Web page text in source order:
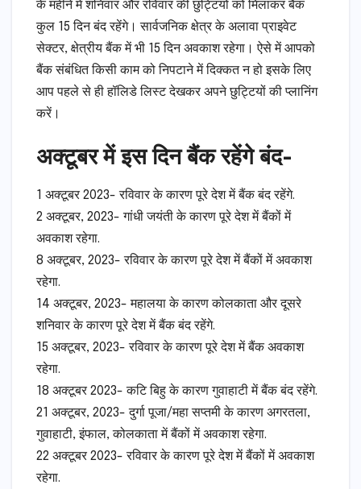
के महीने में शनिवार और रविवार की छुट्टियों को मिलाकर बैंक
कुल 15 दिन बंद रहेंगे। सार्वजनिक क्षेत्र के अलावा प्राइवेट
सेक्टर, क्षेत्रीय बैंक में भी 15 दिन अवकाश रहेगा। ऐसे में आपको
बैंक संबंधित किसी काम को निपटाने में दिक्कत न हो इसके लिए
आप पहले से ही हॉलिडे लिस्ट देखकर अपने छुट्टियों की प्लानिंग
करें।
अक्टूबर में इस दिन बैंक रहेंगे बंद-
1 अक्टूबर 2023- रविवार के कारण पूरे देश में बैंक बंद रहेंगे.
2 अक्टूबर, 2023- गांधी जयंती के कारण पूरे देश में बैंकों में
अवकाश रहेगा.
8 अक्टूबर, 2023- रविवार के कारण पूरे देश में बैंकों में अवकाश
रहेगा.
14 अक्टूबर, 2023- महालया के कारण कोलकाता और दूसरे
शनिवार के कारण पूरे देश में बैंक बंद रहेंगे.
15 अक्टूबर, 2023- रविवार के कारण पूरे देश में बैंक अवकाश
रहेगा.
18 अक्टूबर 2023- कटि बिहु के कारण गुवाहाटी में बैंक बंद रहेंगे.
21 अक्टूबर, 2023- दुर्गा पूजा/महा सप्तमी के कारण अगरतला,
गुवाहाटी, इंफाल, कोलकाता में बैंकों में अवकाश रहेगा.
22 अक्टूबर 2023- रविवार के कारण पूरे देश में बैंकों में अवकाश
रहेगा.